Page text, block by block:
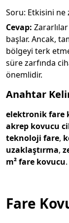
Soru: Etkisini ne
Cevap:
başlar. Ancak,
bölgeyi terk
süre zarfında
önemlidir.
Anahtar
elektronik fare
akrep kovucu
teknoloji fare,
uzaklaştırma,
m² fare kovucu.
Fare